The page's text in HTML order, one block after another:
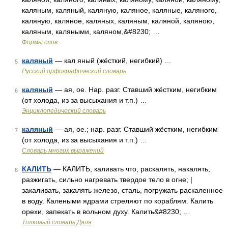
каляным, каляный, каляную, каляное, каляные, каляного,
каляную, каляное, каляных, каляным, каляной, каляною,
каляным, каляными, каляном,&#8230; …
Формы слов
5 каляный — кал яный (жёсткий, негибкий) …
Русский орфографический словарь
6 каляный — ая, ое. Нар. разг. Ставший жёстким, негибким
(от холода, из за высыхания и т.п.) …
Энциклопедический словарь
7 каляный — ая, ое.; нар. разг. Ставший жёстким, негибким
(от холода, из за высыхания и т.п.) …
Словарь многих выражений
8 КАЛИТЬ — КАЛИТЬ, каливать что, раскалять, накалять,
разжигать, сильно нагревать твердое тело в огне; |
закаливать, закалять железо, сталь, погружать раскаленное
в воду. Калеными ядрами стреляют по кораблям. Калить
орехи, запекать в вольном духу. Калить&#8230; …
Толковый словарь Даля